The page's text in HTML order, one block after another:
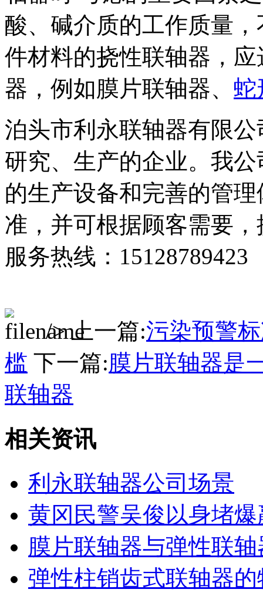
酸、碱介质的工作质量
件材料的挠性联轴器，
器，例如膜片联轴器、 蛇
泊头市利永联轴器有限
研究、生产的企业。我
的生产设备和完善的管
准，并可根据顾客需要
服务热线：15128789423
/> 上一篇:污染预警
槛 下一篇:膜片联轴器是
联轴器
相关资讯
利永联轴器公司场景
黄冈民警吴俊以身堵
膜片联轴器与弹性联
弹性柱销齿式联轴器